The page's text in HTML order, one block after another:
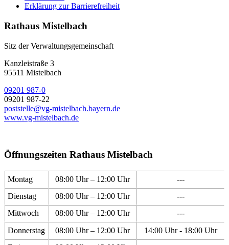
Erklärung zur Barrierefreiheit
Rathaus Mistelbach
Sitz der Verwaltungsgemeinschaft
Kanzleistraße 3
95511 Mistelbach
09201 987-0
09201 987-22
poststelle@vg-mistelbach.bayern.de
www.vg-mistelbach.de
Öffnungszeiten Rathaus Mistelbach
Montag 08:00 Uhr – 12:00 Uhr
---
Dienstag
08:00 Uhr – 12:00 Uhr
---
Mittwoch
08:00 Uhr – 12:00 Uhr
---
Donnerstag
08:00 Uhr – 12:00 Uhr
14:00 Uhr - 18:00 Uhr